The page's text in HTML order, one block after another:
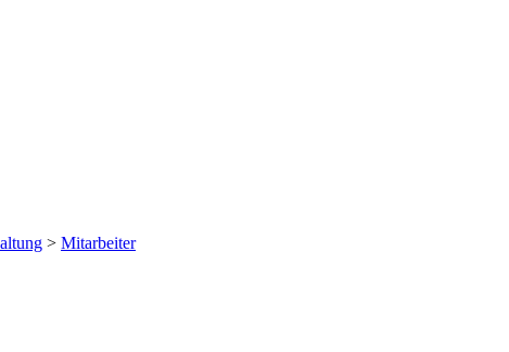
> Mitarbeiter